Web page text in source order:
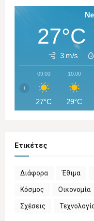
27°C
3 m/s
09:00
27°C
10:00
29°C
‹
Ετικέτες
Διάφορα Έθιμα
Κόσμος Οικονομία
Σχέσεις